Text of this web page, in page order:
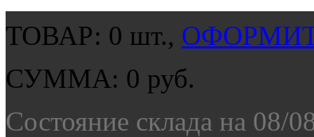
ТОВАР: 0 шт.,
СУММА: 0 руб.
Состояние склада на 08/